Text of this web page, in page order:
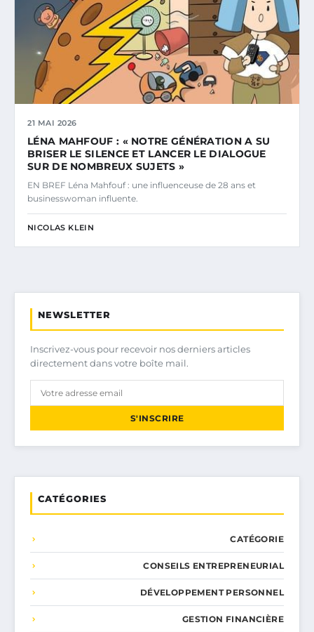
21 MAI 2026
LÉNA MAHFOUF : « NOTRE GÉNÉRATION A SU
BRISER LE SILENCE ET LANCER LE DIALOGUE
SUR DE NOMBREUX SUJETS »
EN BREF Léna Mahfouf : une influenceuse de 28 ans et
businesswoman influente.
NICOLAS KLEIN
NEWSLETTER
Inscrivez-vous pour recevoir nos derniers articles
directement dans votre boîte mail.
S'INSCRIRE
CATÉGORIES
CATÉGORIE
CONSEILS ENTREPRENEURIAL
DÉVELOPPEMENT PERSONNEL
GESTION FINANCIÈRE